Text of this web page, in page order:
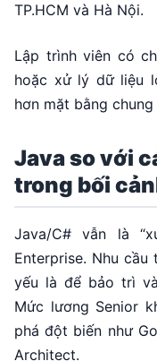
TP.HCM và Hà Nội.
Lập trình viên có
hoặc xử lý dữ liệu
hơn mặt bằng
Java so với
trong bối
Java/C# vẫn là
Enterprise. Nhu
yếu là để bảo trì
Mức lương Senior
phá đột biến như
Architect.